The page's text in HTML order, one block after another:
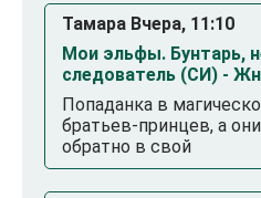
Тамара Вчера, 11:10
Мои эльфы. Бунтарь,
следователь (СИ) -
Попаданка в
братьев-принцев, а
обратно в свой